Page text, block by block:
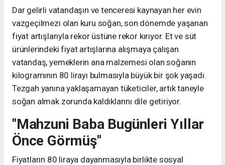
Dar gelirli vatandaşın ve tenceresi kaynayan her evin
vazgeçilmezi olan kuru soğan, son dönemde yaşanan
fiyat artışlarıyla rekor üstüne rekor kırıyor. Et ve süt
ürünlerindeki fiyat artışlarına alışmaya çalışan
vatandaş, yemeklerin ana malzemesi olan soğanın
kilogramının 80 lirayı bulmasıyla büyük bir şok yaşadı.
Tezgah yanına yaklaşamayan tüketiciler, artık taneyle
soğan almak zorunda kaldıklarını dile getiriyor.
"Mahzuni Baba Bugünleri Yıllar
Önce Görmüş"
Fiyatların 80 liraya dayanmasıyla birlikte sosyal